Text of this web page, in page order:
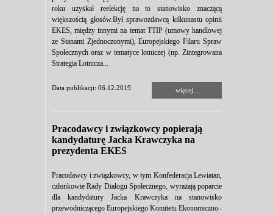
roku uzyskał reelekcję na to stanowisko znaczącą
większością głosów.Był sprawozdawcą kilkunastu opinii
EKES, między innymi na temat TTIP (umowy handlowej
ze Stanami Zjednoczonymi), Europejskiego Filaru Spraw
Społecznych oraz w tematyce lotniczej (np. Zintegrowana
Strategia Lotnicza...
Data publikacji: 06.12.2019 więcej...
Pracodawcy i związkowcy popierają
kandydaturę Jacka Krawczyka na
prezydenta EKES
Pracodawcy i związkowcy, w tym Konfederacja Lewiatan,
członkowie Rady Dialogu Społecznego, wyrażają poparcie
dla kandydatury Jacka Krawczyka na stanowisko
przewodniczącego Europejskiego Komitetu Ekonomiczno–